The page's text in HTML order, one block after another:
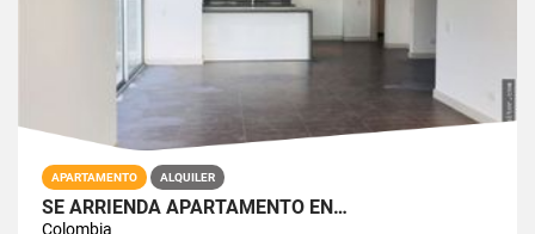
APARTAMENTO ALQUILER
SE ARRIENDA APARTAMENTO EN…
Colombia